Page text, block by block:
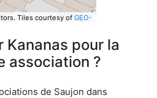
Tiles courtesy of GEO-
Kananas pour la
association ?
de Saujon dans